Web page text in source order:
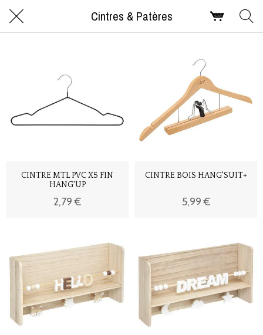
Cintres & Patères
CINTRE MTL PVC X5 FIN
HANG'UP
2,79 €
CINTRE BOIS HANG'SUIT+
5,99 €